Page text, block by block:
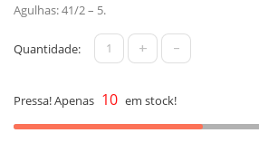
Agulhas: 41/2 – 5.
Quantidade: + -
Pressa! Apenas 10 em stock!